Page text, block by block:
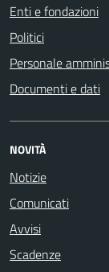
Enti e fondazioni
Politici
Personale
Documenti e dati
NOVITÀ
Notizie
Comunicati
Avvisi
Scadenze